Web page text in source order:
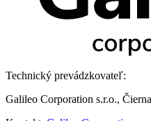
Technický prevádzkovateľ:
Galileo Corporation s.r.o.,